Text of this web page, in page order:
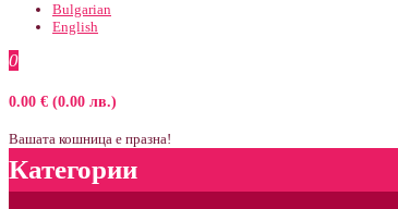
Bulgarian
English
0
0.00 € (0.00 лв.)
Вашата кошница е празна!
Категории